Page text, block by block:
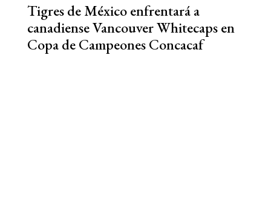
Tigres de México enfrentará a
canadiense Vancouver Whitecaps en
Copa de Campeones Concacaf